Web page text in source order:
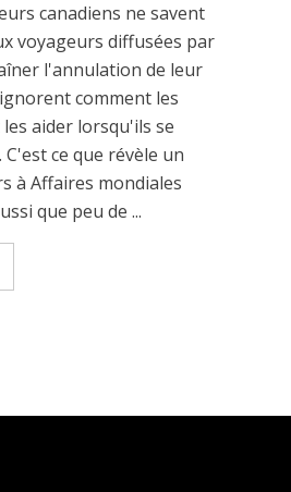
canadiens ne savent
voyageurs diffusées par
l'annulation de leur
comment les
aider lorsqu'ils se
ce que révèle un
à Affaires mondiales
que peu de ...